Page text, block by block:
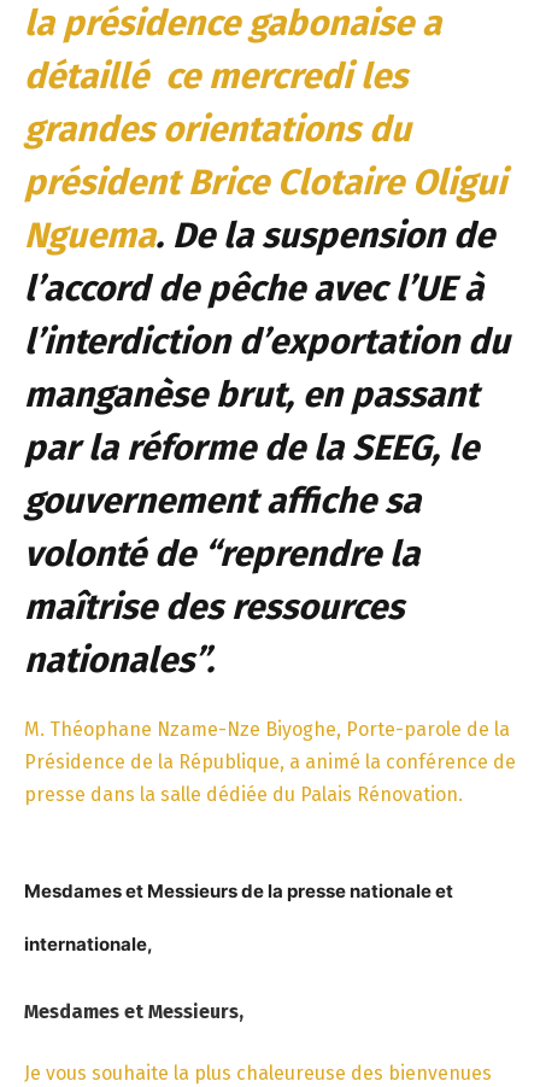
la présidence gabonaise a
détaillé ce mercredi les
grandes orientations du
président Brice Clotaire Oligui
Nguema. De la suspension de
l’accord de pêche avec l’UE à
l’interdiction d’exportation du
manganèse brut, en passant
par la réforme de la SEEG, le
gouvernement affiche sa
volonté de “reprendre la
maîtrise des ressources
nationales”.
M. Théophane Nzame-Nze Biyoghe, Porte-parole de la
Présidence de la République, a animé la conférence de
presse dans la salle dédiée du Palais Rénovation.
Mesdames et Messieurs de la presse nationale et
internationale,
Mesdames et Messieurs,
Je vous souhaite la plus chaleureuse des bienvenues